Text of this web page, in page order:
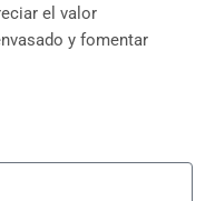
el valor
y fomentar